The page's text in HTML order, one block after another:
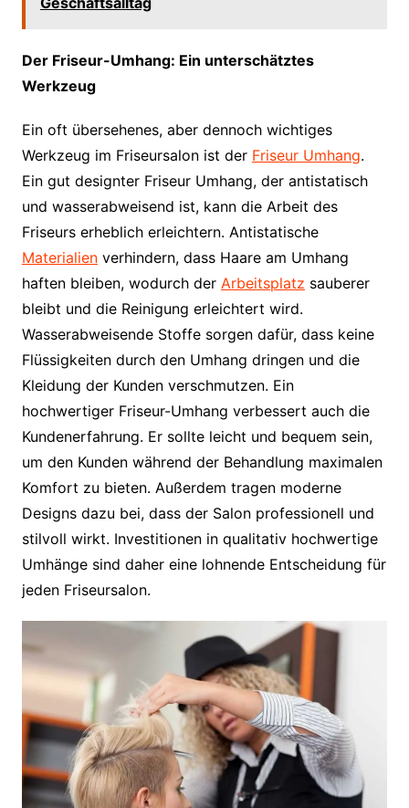
Der Friseur-Umhang: Ein unterschätztes
Werkzeug
Ein oft übersehenes, aber dennoch wichtiges
Werkzeug im Friseursalon ist der Friseur Umhang.
Ein gut designter Friseur Umhang, der antistatisch
und wasserabweisend ist, kann die Arbeit des
Friseurs erheblich erleichtern. Antistatische
Materialienverhindern, dass Haare am Umhang
haften bleiben, wodurch der Arbeitsplatz sauberer
bleibt und die Reinigung erleichtert wird.
Wasserabweisende Stoffe sorgen dafür, dass keine
Flüssigkeiten durch den Umhang dringen und die
Kleidung der Kunden verschmutzen. Ein
hochwertiger Friseur-Umhang verbessert auch die
Kundenerfahrung. Er sollte leicht und bequem sein,
um den Kunden während der Behandlung maximalen
Komfort zu bieten. Außerdem tragen moderne
Designs dazu bei, dass der Salon professionell und
stilvoll wirkt. Investitionen in qualitativ hochwertige
Umhänge sind daher eine lohnende Entscheidung für
jeden Friseursalon.